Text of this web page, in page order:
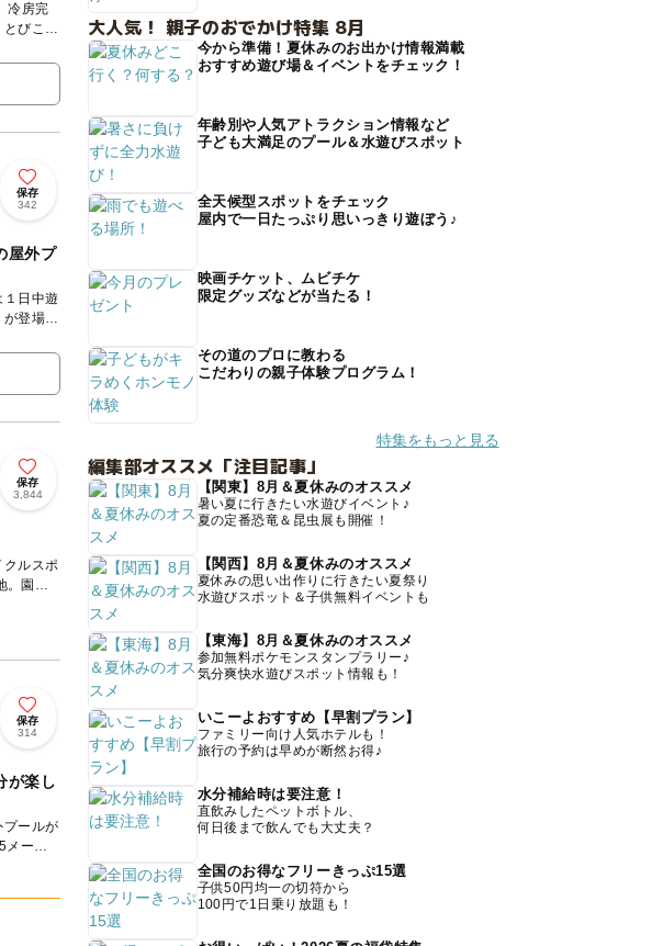
冷房完
びこみ
保存
342
屋外プ
１日中遊
登場！
保存
3,844
クルスポ
り集め
保存
314
が楽し
プールが
メート
大人気！ 親子のおでかけ特集 8月
今から準備！夏休みのお出かけ情報満載
おすすめ遊び場＆イベントをチェック！
年齢別や人気アトラクション情報など
子ども大満足のプール＆水遊びスポット
全天候型スポットをチェック
屋内で一日たっぷり思いっきり遊ぼう♪
映画チケット、ムビチケ
限定グッズなどが当たる！
その道のプロに教わる
こだわりの親子体験プログラム！
特集をもっと見る
編集部オススメ「注目記事」
【関東】8月＆夏休みのオススメ
暑い夏に行きたい水遊びイベント♪
夏の定番恐竜＆昆虫展も開催！
【関西】8月＆夏休みのオススメ
夏休みの思い出作りに行きたい夏祭り
水遊びスポット＆子供無料イベントも
【東海】8月＆夏休みのオススメ
参加無料ポケモンスタンプラリー♪
気分爽快水遊びスポット情報も！
いこーよおすすめ【早割プラン】
ファミリー向け人気ホテルも！
旅行の予約は早めが断然お得♪
水分補給時は要注意！
直飲みしたペットボトル、
何日後まで飲んでも大丈夫？
全国のお得なフリーきっぷ15選
子供50円均一の切符から
100円で1日乗り放題も！